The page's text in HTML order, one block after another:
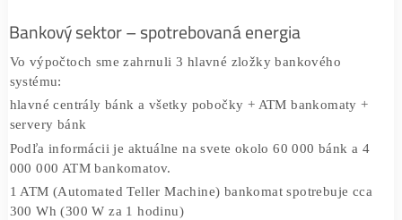
pobočka banky, prípadne internet banking a na výber
rovnako tak potrebujete použiť bankomat alebo pobočku
ktorých sú v dnešnej dobe v každom meste desiatky.
spotrebujú energie ?
Bankový sektor – spotrebovaná energia
systému: